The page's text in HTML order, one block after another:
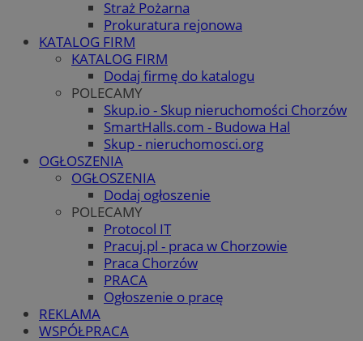
Straż Pożarna
Prokuratura rejonowa
KATALOG FIRM
KATALOG FIRM
Dodaj firmę do katalogu
POLECAMY
Skup.io - Skup nieruchomości Chorzów
SmartHalls.com - Budowa Hal
Skup - nieruchomosci.org
OGŁOSZENIA
OGŁOSZENIA
Dodaj ogłoszenie
POLECAMY
Protocol IT
Pracuj.pl - praca w Chorzowie
Praca Chorzów
PRACA
Ogłoszenie o pracę
REKLAMA
WSPÓŁPRACA